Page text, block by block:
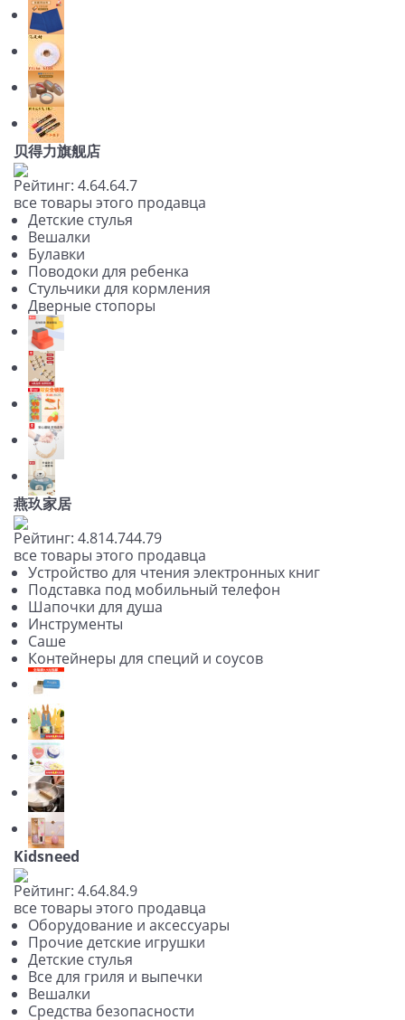
贝得力旗舰店
Рейтинг: 4.64.64.7
все товары этого продавца
Детские стулья
Вешалки
Булавки
Поводоки для ребенка
Стульчики для кормления
Дверные стопоры
燕玖家居
Рейтинг: 4.814.744.79
все товары этого продавца
Устройство для чтения электронных книг
Подставка под мобильный телефон
Шапочки для душа
Инструменты
Саше
Контейнеры для специй и соусов
Kidsneed
Рейтинг: 4.64.84.9
все товары этого продавца
Оборудование и аксессуары
Прочие детские игрушки
Детские стулья
Все для гриля и выпечки
Вешалки
Средства безопасности